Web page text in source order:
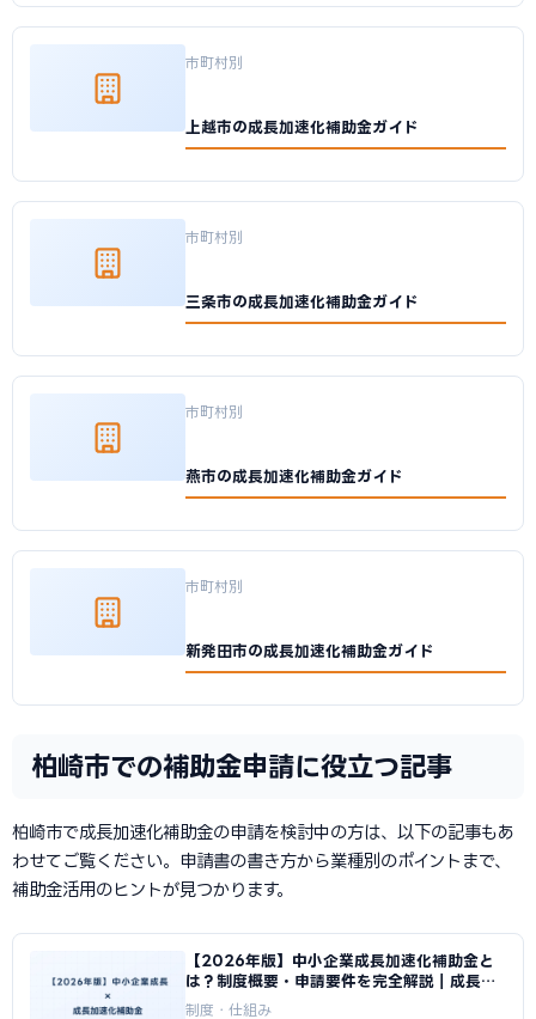
市町村別
上越市の成長加速化補助金ガイド
市町村別
三条市の成長加速化補助金ガイド
市町村別
燕市の成長加速化補助金ガイド
市町村別
新発田市の成長加速化補助金ガイド
柏崎市での補助金申請に役立つ記事
柏崎市で成長加速化補助金の申請を検討中の方は、以下の記事もあ
わせてご覧ください。申請書の書き方から業種別のポイントまで、
補助金活用のヒントが見つかります。
【2026年版】中小企業成長加速化補助金と
は？制度概要・申請要件を完全解説｜成長加
速化補助金ナビ
制度・仕組み